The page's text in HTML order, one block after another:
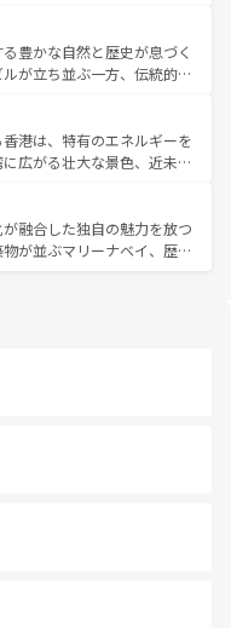
多彩な魅力を心ゆくまで味
い。 なお、新着の韓国情報はコンテンツ一
。ハノイの古い町並みやホ
の建物も、独特の雰囲気を
ティの豊かさとおいしさで
トナムコーヒーなどは、ぜ
を訪れてもあたたかい人々
きっと忘れられない旅にな
豊かな自然と歴史が息づく
が立ち並ぶ一方、伝統的な
はチェンマイなどの山岳地
プーケットやクラビの美し
むことができる。タイ料理
どの季節にも異なる楽しみ
イの人々、仏教を中心とし
が、訪れる旅人を魅了し続
港は、特有のエネルギーを
広がる壮大な景色、近未来
ず。観光スポットが密集し
れるのも魅力。息をのむよ
、香港を存分に楽しみ尽く
融合した独自の魅力を放つ
が並ぶマリーナベイ、歴史
楽しめる外せないスポット